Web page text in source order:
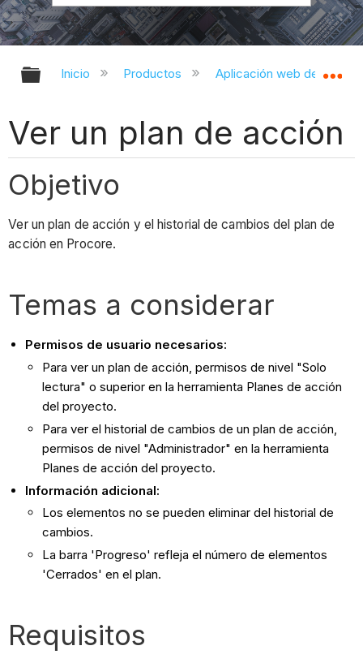
Expandir/contraer jerarquía global
Inicio Productos Aplicación web de
Ver un plan de acción
Objetivo
Ver un plan de acción y el historial de cambios del plan de
acción en Procore.
Temas a considerar
Permisos de usuario necesarios:
Para ver un plan de acción, permisos de nivel "Solo
lectura" o superior en la herramienta Planes de acción
del proyecto.
Para ver el historial de cambios de un plan de acción,
permisos de nivel "Administrador" en la herramienta
Planes de acción del proyecto.
Información adicional:
Los elementos no se pueden eliminar del historial de
cambios.
La barra 'Progreso' refleja el número de elementos
'Cerrados' en el plan.
Requisitos